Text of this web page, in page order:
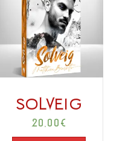
SOLVEIG
20,00 €